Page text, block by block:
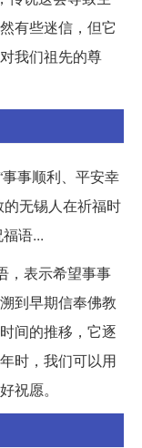
有些迷信，但它
我们祖先的尊
事事顺利、平安幸
无锡人在祈福时
语...
，表示希望事事
到早期信奉佛教
间的推移，它逐
时，我们可以用
祝愿。